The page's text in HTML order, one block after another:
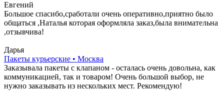
Евгений
Большое спасибо,сработали очень оперативно,приятно было
общаться ,Наталья которая оформляла заказ,была внимательна
,отзывчива!
Дарья
Пакеты курьерские • Москва
Заказывала пакеты с клапаном - осталась очень довольна, как
коммуникацией, так и товаром! Очень большой выбор, не
нужно заказывать из нескольких мест. Рекомендую!